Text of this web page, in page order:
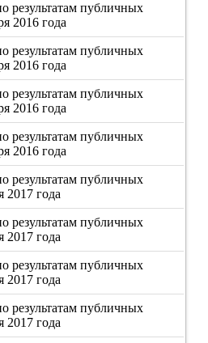
результатам публичных
2016 года
результатам публичных
2016 года
результатам публичных
2016 года
результатам публичных
2016 года
результатам публичных
2017 года
результатам публичных
2017 года
результатам публичных
2017 года
результатам публичных
2017 года